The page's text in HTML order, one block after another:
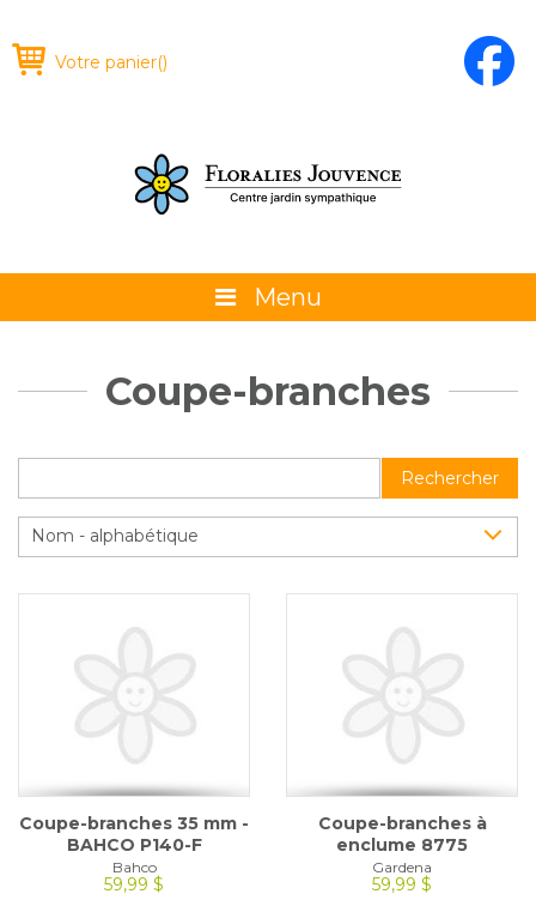
Votre panier()
Menu
La boutique
Conseils
Calendrier horticole
Service à la clientèle
Coupe-branches
Rechercher
Nom - alphabétique
Coupe-branches 35 mm -
BAHCO P140-F
Bahco
59,99 $
Coupe-branches à
enclume 8775
Gardena
59,99 $